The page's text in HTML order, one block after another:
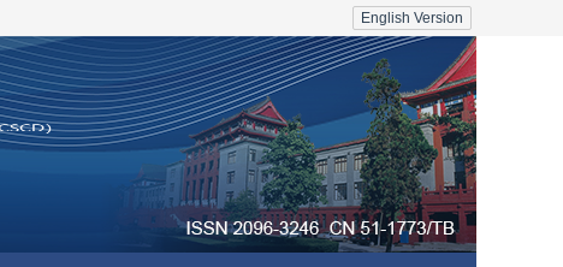
English Version